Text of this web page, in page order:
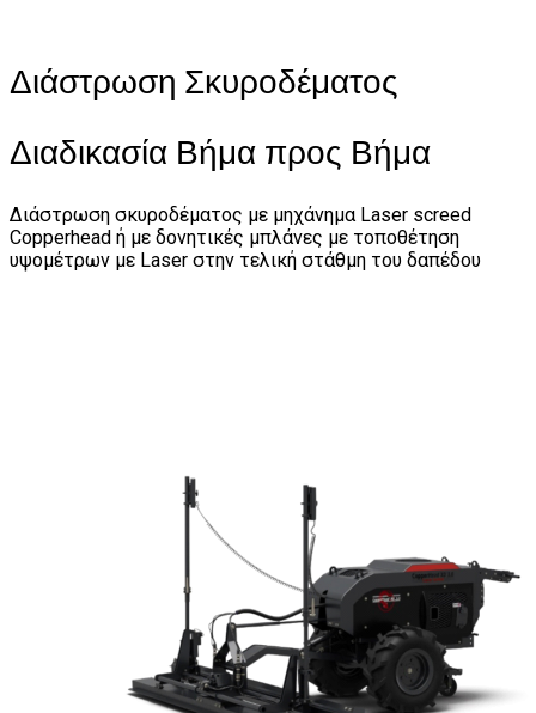
Διάστρωση Σκυροδέματος
Διαδικασία Βήμα προς Βήμα
Διάστρωση σκυροδέματος με μηχάνημα Laser screed
Copperhead ή με δονητικές μπλάνες με τοποθέτηση
υψομέτρων με Laser στην τελική στάθμη του δαπέδου